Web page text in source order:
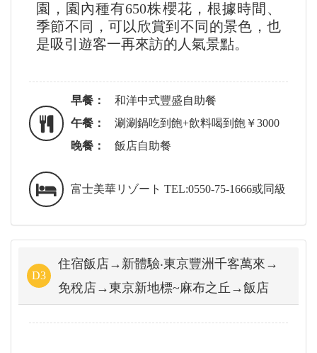
園，園內種有650株櫻花，根據時間、
季節不同，可以欣賞到不同的景色，也
是吸引遊客一再來訪的人氣景點。
早餐：
和洋中式豐盛自助餐
午餐：
涮涮鍋吃到飽+飲料喝到飽￥3000
晚餐：
飯店自助餐
富士美華リゾート TEL:0550-75-1666或同級
D3
住宿飯店→新體驗‧東京豐洲千客萬來→
免稅店→東京新地標~麻布之丘→飯店